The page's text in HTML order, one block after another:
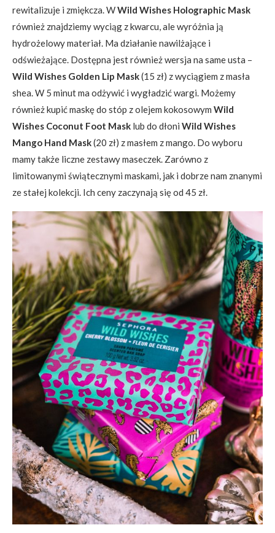
rewitalizuje i zmiękcza. WWild Wishes Holographic Mask
również znajdziemy wyciąg z kwarcu, ale wyróżnia ją
hydrożelowy materiał. Ma działanie nawilżające i
odświeżające. Dostępna jest również wersja na same usta –
Wild Wishes Golden Lip Mask(15 zł) z wyciągiem z masła
shea. W 5 minut ma odżywić i wygładzić wargi. Możemy
również kupić maskę do stóp z olejem kokosowym Wild
Wishes Coconut Foot Mask lub do dłoni Wild Wishes
Mango Hand Mask(20 zł) z masłem z mango. Do wyboru
mamy także liczne zestawy maseczek. Zarówno z
limitowanymi świątecznymi maskami, jak i dobrze nam znanymi
ze stałej kolekcji. Ich ceny zaczynają się od 45 zł.